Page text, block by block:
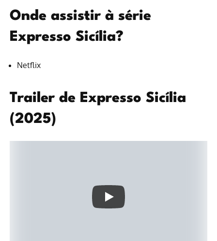
Onde assistir à série
Expresso Sicília?
Netflix
Trailer de Expresso Sicília
(2025)